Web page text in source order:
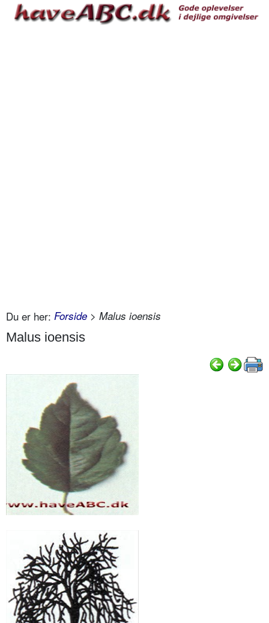
Du er her: Forside > Malus ioensis
Malus ioensis